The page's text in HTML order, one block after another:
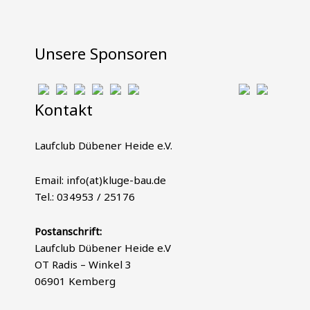
Unsere Sponsoren
Kontakt
Laufclub Dübener Heide e.V.
Email: info(at)kluge-bau.de
Tel.: 034953 / 25176
Postanschrift:
Laufclub Dübener Heide e.V
OT Radis – Winkel 3
06901 Kemberg